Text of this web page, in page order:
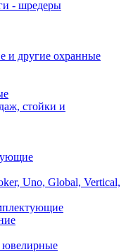
- шредеры
и другие охранные
стойки и
Uno, Global, Vertical,
ювелирные